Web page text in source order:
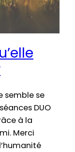
semble se
DUO
à la
Merci